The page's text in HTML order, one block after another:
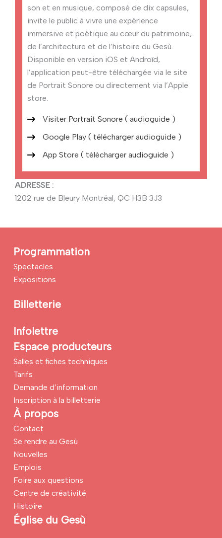
son et en musique, composé de dix capsules,
invite le public à vivre une expérience
immersive et poétique au cœur du patrimoine,
de l’architecture et de l’histoire du Gesù.
Disponible en version iOS et Androïd,
l’application peut-être téléchargée via le site
de Portrait Sonore ou directement via l’Apple
store.
Visiter Portrait Sonore ( audioguide )
Google Play ( télécharger audioguide )
App Store ( télécharger audioguide )
ADRESSE :
1202 rue de Bleury Montréal, QC H3B 3J3
Programmation
Spectacles
Expositions
Billetterie
Infolettre
Espace producteurs
Salles et fiches techniques
Tarifs
Demande d’information
Inscription à la billetterie
À propos
Contact
Se rendre au Gesù
Nouvelles
Emplois
Foire aux questions
Centre de créativité
Histoire
Église du Gesù